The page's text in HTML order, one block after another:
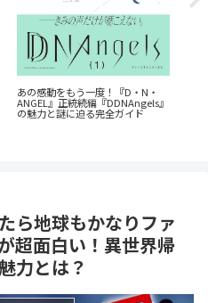
『群脳教室』の魅力を徹底解説！
教室が脳だらけ？衝撃サスペンス
を今すぐ読むべき5つの理由
ら地球もかなりファ
超面白い！異世界帰
力とは？